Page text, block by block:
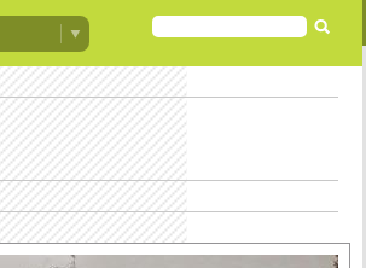
FORMULAIRE
DE
RECHERCHE